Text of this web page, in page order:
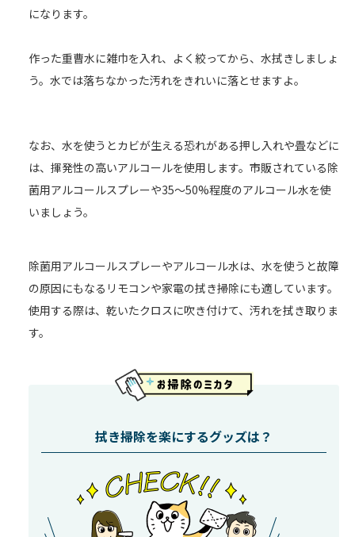
になります。
作った重曹水に雑巾を入れ、よく絞ってから、水拭きしましょ
う。水では落ちなかった汚れをきれいに落とせますよ。
なお、水を使うとカビが生える恐れがある押し入れや畳などに
は、揮発性の高いアルコールを使用します。市販されている除
菌用アルコールスプレーや35～50%程度のアルコール水を使
いましょう。
除菌用アルコールスプレーやアルコール水は、水を使うと故障
の原因にもなるリモコンや家電の拭き掃除にも適しています。
使用する際は、乾いたクロスに吹き付けて、汚れを拭き取りま
す。
拭き掃除を楽にするグッズは？